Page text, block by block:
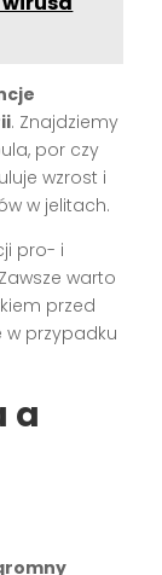
. Znajdziemy
por czy
wzrost i
w jelitach.
pro- i
warto
przed
w przypadku
a